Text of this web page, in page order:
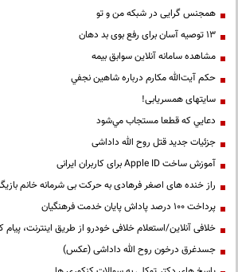
همجنس گرایی در شبکه من و تو
13 توصیه آسان برای رفع بوی بد دهان
مشاهده سامانه آنلاين سوابق بیمه
حكم آيت‌الله مكارم درباره شاهين نجفي
سایتهای همسریابی!
دعايي كه قطعا مستجاب مي‌شود
جزئیات جدید قتل روح الله داداشی
آموزش ساخت Apple ID برای کاربران ایرانی
راز خنده های اصغر فرهادی به حرکت بی شرمانه خانم
پرداخت ۱۰۰ درصد پاداش پایان خدمت فرهنگیان
خلافی آنلاین/استعلام خلافی خودرو از طریق اینترنت، پیام
جسدغرق درخون روح الله داداشی (عکس)